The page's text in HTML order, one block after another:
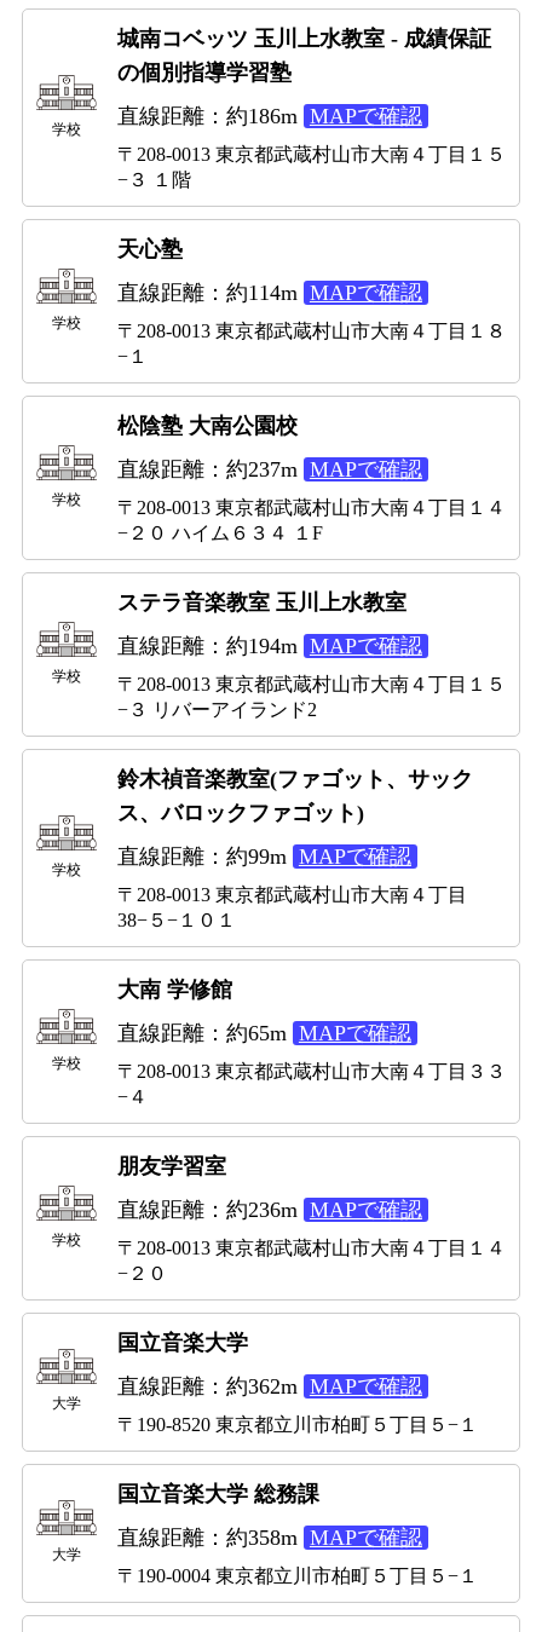
学校
城南コベッツ 玉川上水教室 - 成績保証
の個別指導学習塾
直線距離：約186m MAPで確認
〒208-0013 東京都武蔵村山市大南４丁目１５
−３ １階
学校
天心塾
直線距離：約114m MAPで確認
〒208-0013 東京都武蔵村山市大南４丁目１８
−１
学校
松陰塾 大南公園校
直線距離：約237m MAPで確認
〒208-0013 東京都武蔵村山市大南４丁目１４
−２０ ハイム６３４ １F
学校
ステラ音楽教室 玉川上水教室
直線距離：約194m MAPで確認
〒208-0013 東京都武蔵村山市大南４丁目１５
−３ リバーアイランド2
学校
鈴木禎音楽教室(ファゴット、サック
ス、バロックファゴット)
直線距離：約99m MAPで確認
〒208-0013 東京都武蔵村山市大南４丁目
38−５−１０１
学校
大南 学修館
直線距離：約65m MAPで確認
〒208-0013 東京都武蔵村山市大南４丁目３３
−４
学校
朋友学習室
直線距離：約236m MAPで確認
〒208-0013 東京都武蔵村山市大南４丁目１４
−２０
大学
国立音楽大学
直線距離：約362m MAPで確認
〒190-8520 東京都立川市柏町５丁目５−１
大学
国立音楽大学 総務課
直線距離：約358m MAPで確認
〒190-0004 東京都立川市柏町５丁目５−１